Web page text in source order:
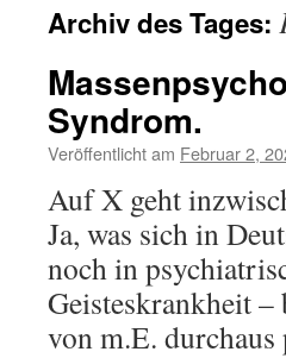
Archiv des Tages:
Syndrom.
Veröffentlicht am Februar 2,
Auf X geht
Ja, was sich in
noch in
Geisteskrankheit
von m.E.